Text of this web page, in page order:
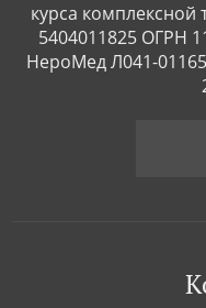
курса
5404011825 ОГРН
НероМед Л041-